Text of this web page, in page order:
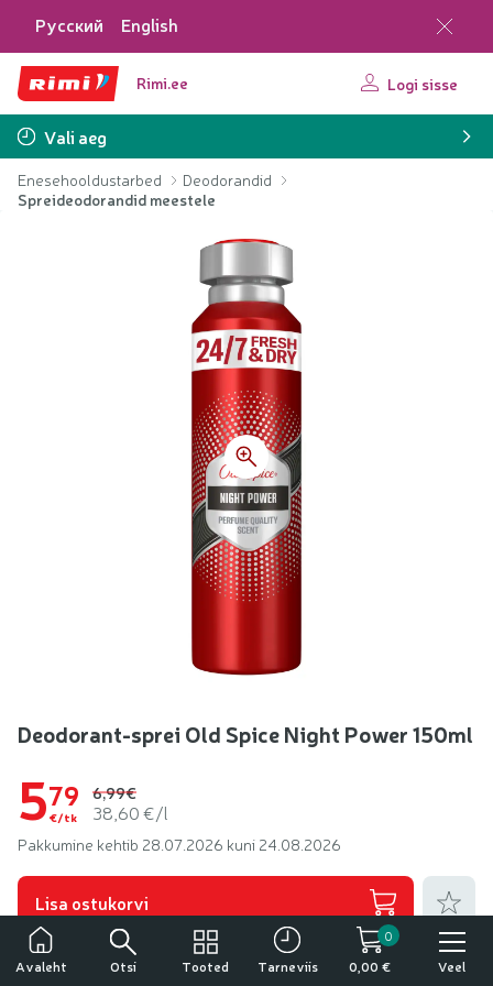
Русский English
Rimi.ee Logi sisse
Vali aeg
Enesehooldustarbed
Deodorandid
Spreideodorandid meestele
Deodorant-sprei Old Spice Night Power 150ml
579
€/tk
6,99€
38,60 €/l
Pakkumine kehtib 28.07.2026 kuni 24.08.2026
Lisa ostukorvi
Lisa
Veel tooteid kaubamärgilt Old Spice
Tähelepanu!
Tegemist on alkoholiga. Alkohol võib kahjustada teie tervist.
Avaleht Otsi Tooted Tarneviis
0
0,00 €
Veel